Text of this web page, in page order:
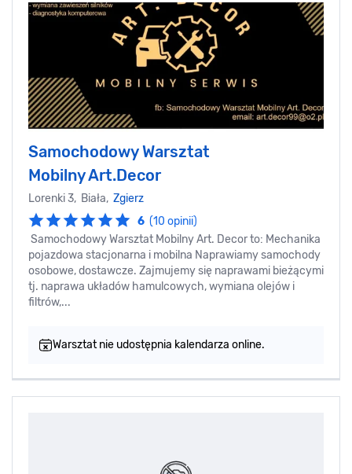
Samochodowy Warsztat
Mobilny Art.Decor
Lorenki 3, Biała, Zgierz
6 (10 opinii)
Samochodowy Warsztat Mobilny Art. Decor to: Mechanika
pojazdowa stacjonarna i mobilna Naprawiamy samochody
osobowe, dostawcze. Zajmujemy się naprawami bieżącymi
tj. naprawa układów hamulcowych, wymiana olejów i
filtrów,...
Warsztat nie udostępnia kalendarza online.